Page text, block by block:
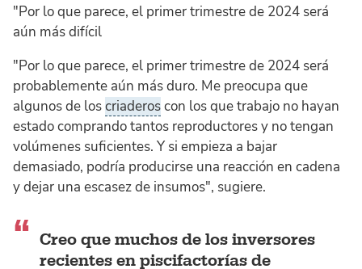
"Por lo que parece, el primer trimestre de 2024 será
aún más difícil
"Por lo que parece, el primer trimestre de 2024 será
probablemente aún más duro. Me preocupa que
algunos de loscriaderoscon los que trabajo no hayan
estado comprando tantos reproductores y no tengan
volúmenes suficientes. Y si empieza a bajar
demasiado, podría producirse una reacción en cadena
y dejar una escasez de insumos", sugiere.
Creo que muchos de los inversores
recientes en piscifactorías de